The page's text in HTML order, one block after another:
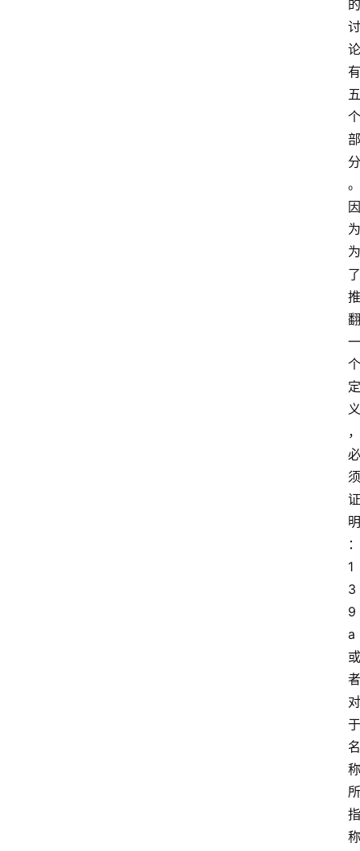
的
讨
论
有
五
个
部
分
。
因
为
为
了
推
翻
一
个
定
义
，
必
须
证
明
：
1
3
9
a
或
者
对
于
名
称
所
指
称